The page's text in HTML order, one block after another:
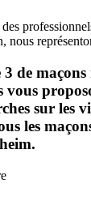
nous
de
vous
sur les
les